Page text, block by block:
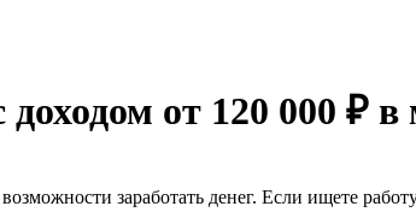
доходом от 120 000 ₽ в
заработать денег. Если ищете